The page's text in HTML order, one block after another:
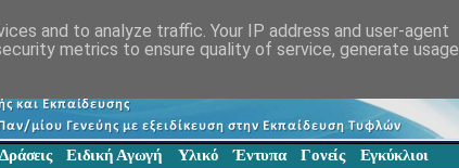
Ειδική Αγωγή Υλικό Έντυπα Γονείς Εγκύκλιοι
and to analyze traffic. Your IP address and user-agent
metrics to ensure quality of service, generate usage